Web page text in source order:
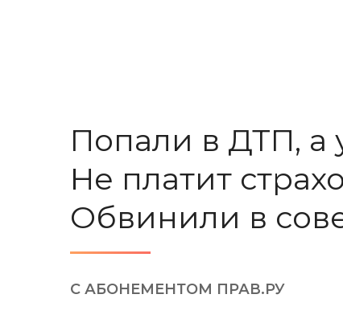
Попали в ДТП, а
Не платит
Обвинили в
С АБОНЕМЕНТОМ ПРАВ.РУ